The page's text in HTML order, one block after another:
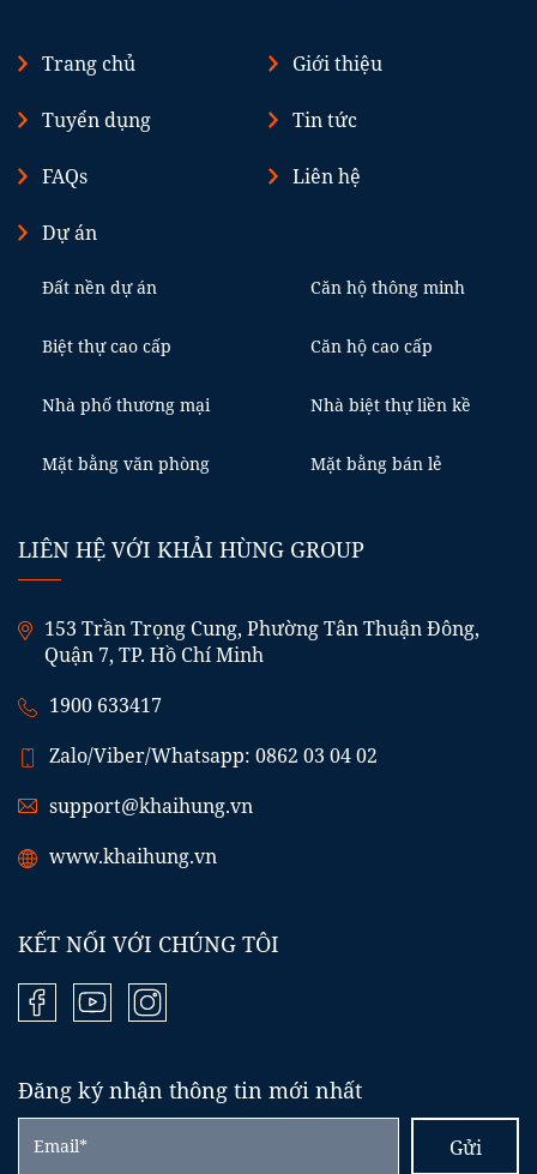
LIÊN HỆ VỚI KHẢI HÙNG GROUP
153 Trần Trọng Cung, Phường Tân Thuận Đông,
Quận 7, TP. Hồ Chí Minh
1900 633417
Zalo/Viber/Whatsapp: 0862 03 04 02
support@khaihung.vn
www.khaihung.vn
Trang chủ Giới thiệu
Tuyển dụng Tin tức
FAQs Liên hệ
Dự án
Đất nền dự án Căn hộ thông minh
Biệt thự cao cấp Căn hộ cao cấp
Nhà phố thương mại Nhà biệt thự liền kề
Mặt bằng văn phòng Mặt bằng bán lẻ
KẾT NỐI VỚI CHÚNG TÔI
Đăng ký nhận thông tin mới nhất
Gửi